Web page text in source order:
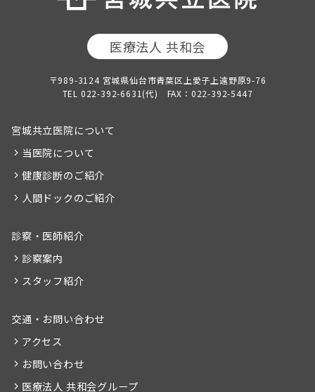
医療法人 共和会
〒989-3124 宮城県仙台市青葉区上愛子上遠野原9-76
TEL 022-392-6631(代) FAX：022-392-5447
宮城共立医院について
当医院について
健康診断のご紹介
人間ドックのご紹介
診察・医師紹介
診察案内
スタッフ紹介
交通・お問い合わせ
アクセス
お問い合わせ
医療法人 共和会グループ